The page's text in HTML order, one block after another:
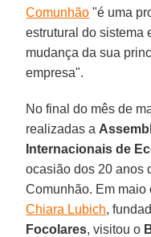
Comunhão "é uma
estrutural do sistema
mudança da sua
empresa".
No final do mês de
realizadas a
Internacionais de
ocasião dos 20 anos
Comunhão. Em
Chiara Lubich,
Focolares, visitou o